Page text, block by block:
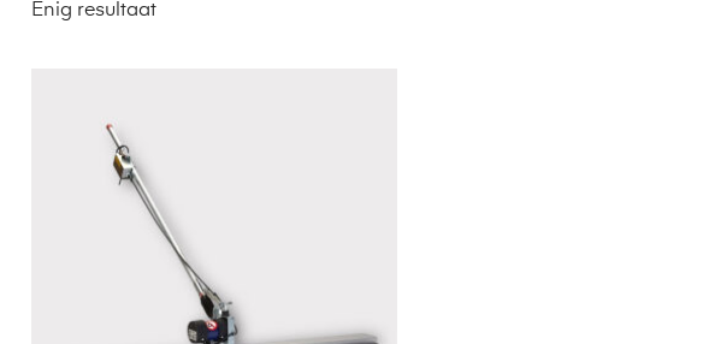
Enig resultaat